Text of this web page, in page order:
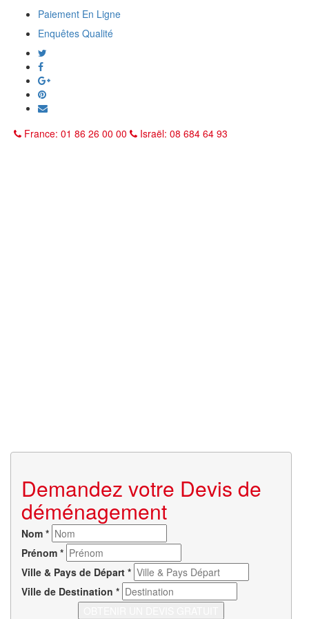
Paiement En Ligne
Enquêtes Qualité
France: 01 86 26 00 00 Israël: 08 684 64 93
Demandez votre Devis de
déménagement
Nom *
Prénom *
Ville & Pays de Départ *
Ville de Destination *